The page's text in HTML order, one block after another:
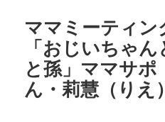
o
o
k
d
s
ママミーティン
「おじいちゃ
と孫」ママサポ
ん・莉慧（りえ